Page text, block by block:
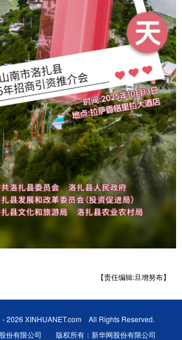
【责任编辑:旦增努布】
2026 XINHUANET.com All Rights Reserved.
份有限公司 版权所有：新华网股份有限公司